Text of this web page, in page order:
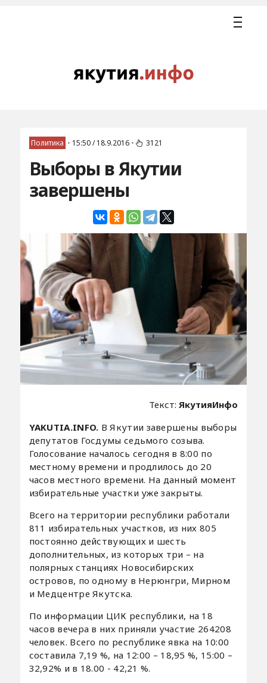
Политика • 15:50 / 18.9.2016 • 3121
Выборы в Якутии
завершены
Текст: ЯкутияИнфо
YAKUTIA.INFO. В Якутии завершены выборы
депутатов Госдумы седьмого созыва.
Голосование началось сегодня в 8:00 по
местному времени и продлилось до 20
часов местного времени. На данный момент
избирательные участки уже закрыты.
Всего на территории республики работали
811 избирательных участков, из них 805
постоянно действующих и шесть
дополнительных, из которых три – на
полярных станциях Новосибирских
островов, по одному в Нерюнгри, Мирном
и Медцентре Якутска.
По информации ЦИК республики, на 18
часов вечера в них приняли участие 264208
человек. Всего по республике явка на 10:00
составила 7,19 %, на 12:00 – 18,95 %, 15:00 –
32,92% и в 18.00 - 42,21 %.